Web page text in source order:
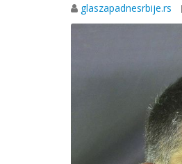
glaszapadnesrbije.rs